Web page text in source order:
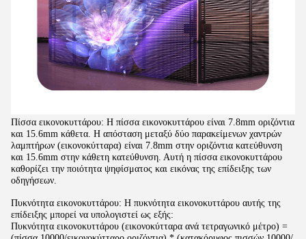
Πίσσα εικονοκυττάρου: Η πίσσα εικονοκυττάρου είναι 7.8mm οριζόντια
και 15.6mm κάθετα. Η απόσταση μεταξύ δύο παρακείμενων χαντρών
λαμπτήρων (εικονοκύτταρα) είναι 7.8mm στην οριζόντια κατεύθυνση
και 15.6mm στην κάθετη κατεύθυνση. Αυτή η πίσσα εικονοκυττάρου
καθορίζει την ποιότητα ψηφίσματος και εικόνας της επίδειξης των
οδηγήσεων.
Πυκνότητα εικονοκυττάρου: Η πυκνότητα εικονοκυττάρου αυτής της
επίδειξης μπορεί να υπολογιστεί ως εξής:
Πυκνότητα εικονοκυττάρου (εικονοκύτταρα ανά τετραγωνικό μέτρο) =